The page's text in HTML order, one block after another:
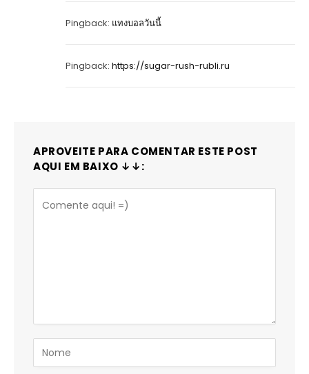
Pingback: แทงบอลวันนี้
Pingback: https://sugar-rush-rubli.ru
APROVEITE PARA COMENTAR ESTE POST
AQUI EM BAIXO ↓↓: